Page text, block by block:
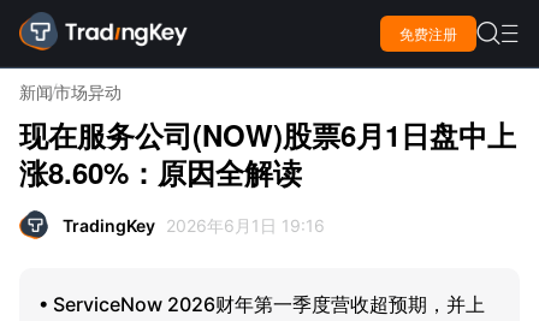
免费注册  
新闻市场异动
现在服务公司(NOW)股票6月1日盘中上
涨8.60%：原因全解读
TradingKey 2026年6月1日 19:16
• ServiceNow 2026财年第一季度营收超预期，并上